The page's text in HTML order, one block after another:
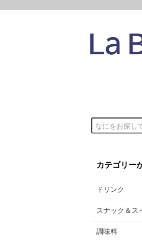
カテゴリー
ドリンク
スナック＆ス
調味料